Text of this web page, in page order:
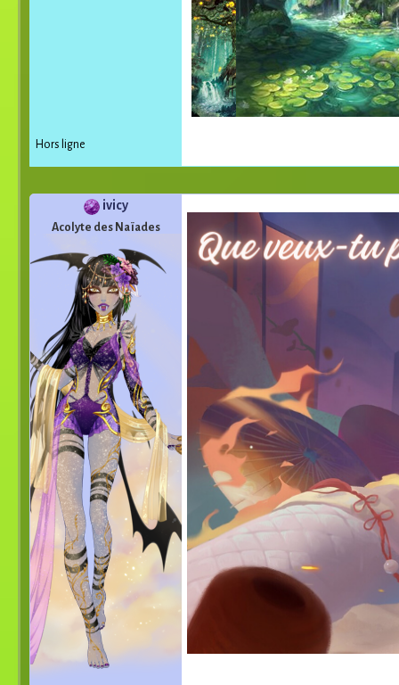
Hors ligne
ivicy
Acolyte des Naïades